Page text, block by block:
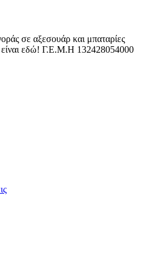
σε αξεσουάρ και μπαταρίες
εδώ! Γ.Ε.Μ.Η 132428054000